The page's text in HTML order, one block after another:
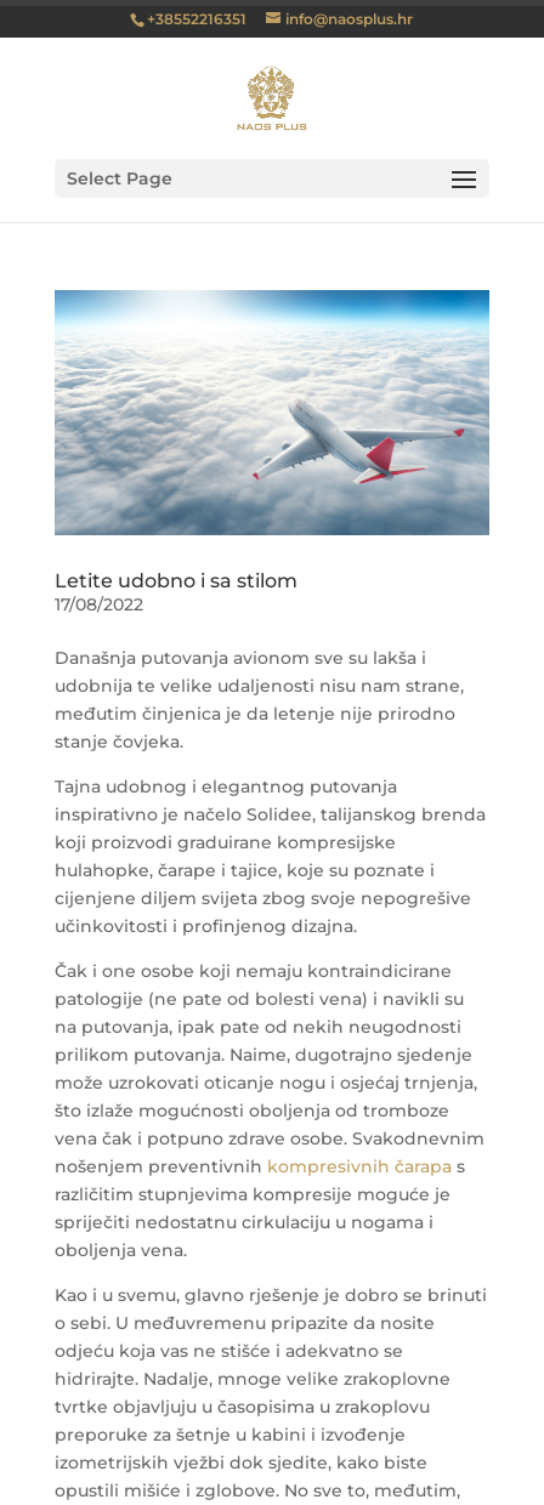
+38552216351 info@naosplus.hr
Select Page
Letite udobno i sa stilom
17/08/2022
Današnja putovanja avionom sve su lakša i
udobnija te velike udaljenosti nisu nam strane,
međutim činjenica je da letenje nije prirodno
stanje čovjeka.
Tajna udobnog i elegantnog putovanja
inspirativno je načelo Solidee, talijanskog brenda
koji proizvodi graduirane kompresijske
hulahopke, čarape i tajice, koje su poznate i
cijenjene diljem svijeta zbog svoje nepogrešive
učinkovitosti i profinjenog dizajna.
Čak i one osobe koji nemaju kontraindicirane
patologije (ne pate od bolesti vena) i navikli su
na putovanja, ipak pate od nekih neugodnosti
prilikom putovanja. Naime, dugotrajno sjedenje
može uzrokovati oticanje nogu i osjećaj trnjenja,
što izlaže mogućnosti oboljenja od tromboze
vena čak i potpuno zdrave osobe. Svakodnevnim
nošenjem preventivnih kompresivnih čarapas
različitim stupnjevima kompresije moguće je
spriječiti nedostatnu cirkulaciju u nogama i
oboljenja vena.
Kao i u svemu, glavno rješenje je dobro se brinuti
o sebi. U međuvremenu pripazite da nosite
odjeću koja vas ne stišće i adekvatno se
hidrirajte. Nadalje, mnoge velike zrakoplovne
tvrtke objavljuju u časopisima u zrakoplovu
preporuke za šetnje u kabini i izvođenje
izometrijskih vježbi dok sjedite, kako biste
opustili mišiće i zglobove. No sve to, međutim,